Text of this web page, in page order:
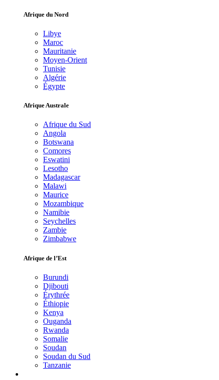
Afrique du Nord
Libye
Maroc
Mauritanie
Moyen-Orient
Tunisie
Algérie
Égypte
Afrique Australe
Afrique du Sud
Angola
Botswana
Comores
Eswatini
Lesotho
Madagascar
Malawi
Maurice
Mozambique
Namibie
Seychelles
Zambie
Zimbabwe
Afrique de l’Est
Burundi
Djibouti
Érythrée
Éthiopie
Kenya
Ouganda
Rwanda
Somalie
Soudan
Soudan du Sud
Tanzanie